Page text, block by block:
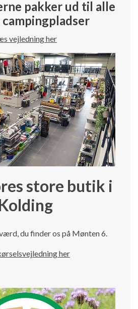
pakker ud til alle
campingpladser
vejledning her
store butik i
du finder os på Mønten 6.
her